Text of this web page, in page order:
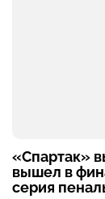
«Спартак»
вышел в
серия